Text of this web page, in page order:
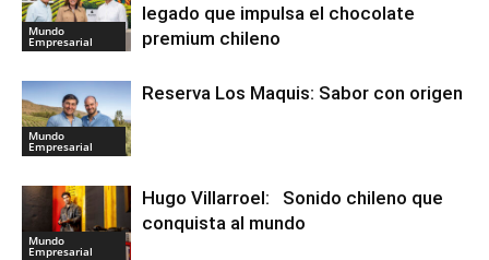
Mundo
Empresarial
legado que impulsa el chocolate
premium chileno
Mundo
Empresarial
Reserva Los Maquis: Sabor con origen
Mundo
Empresarial
Hugo Villarroel: Sonido chileno que
conquista al mundo